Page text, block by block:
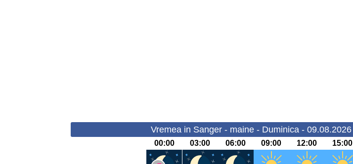
Vremea in Sanger - maine - Duminica - 09.08.2026
00:00 03:00 06:00 09:00 12:00 15:00